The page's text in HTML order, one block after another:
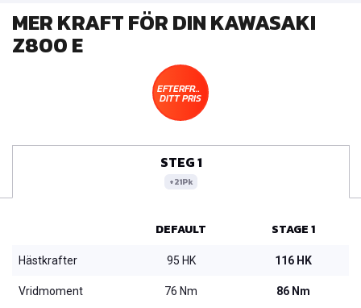
MER KRAFT FÖR DIN KAWASAKI
Z800 E
EFTERFRÅGA
DITT PRIS
STEG 1
+21Pk
DEFAULT STAGE 1
Hästkrafter 95 HK 116 HK
Vridmoment 76 Nm 86 Nm